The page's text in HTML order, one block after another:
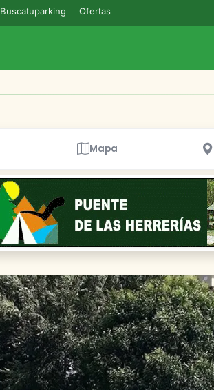
Buscatuparking Ofertas
Mapa